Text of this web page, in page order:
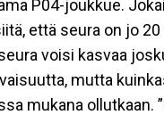
P04-joukkue.
että seura on jo
voisi kasvaa
mutta
mukana ollutkaan.